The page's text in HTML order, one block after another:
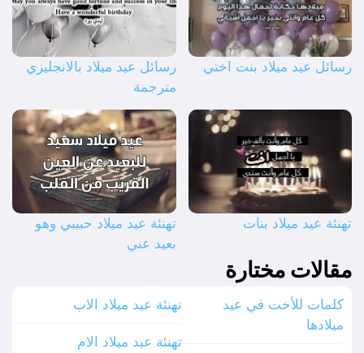
رسائل عيد ميلاد بنت اختي
رسائل عيد ميلاد بالانجليزي
مترجمة
تهنئة عيد ميلاد بنات
تهنئة عيد ميلاد حبيبي وهو
بعيد عني
مقالات مختارة
كلمات للأخت في عيد
ميلادها
تهنئة عيد ميلاد الاب
تهنئة عيد ميلاد الام